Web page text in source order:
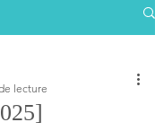
lecture